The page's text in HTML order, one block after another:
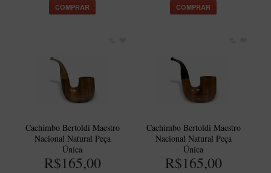
Giovanni Encerado
Itália Encerado
Maestro Nacional
Maestro Nacional Encerado
Caboclo - 7 Voltas
Cachimbeco
COMPRAR COMPRAR
Cachimbo Bertoldi Maestro
Nacional Natural Peça
Única
R$165,00
Cachimbo Bertoldi Maestro
Nacional Natural Peça
Única
R$165,00